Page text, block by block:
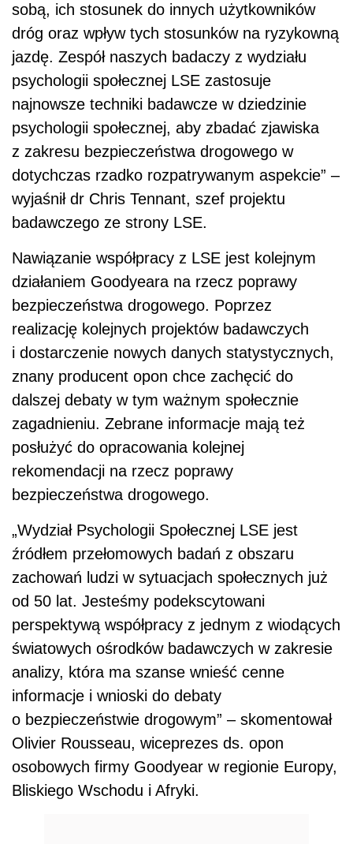
sobą, ich stosunek do innych użytkowników
dróg oraz wpływ tych stosunków na ryzykowną
jazdę. Zespół naszych badaczy z wydziału
psychologii społecznej LSE zastosuje
najnowsze techniki badawcze w dziedzinie
psychologii społecznej, aby zbadać zjawiska
z zakresu bezpieczeństwa drogowego w
dotychczas rzadko rozpatrywanym aspekcie” –
wyjaśnił dr Chris Tennant, szef projektu
badawczego ze strony LSE.
Nawiązanie współpracy z LSE jest kolejnym
działaniem Goodyeara na rzecz poprawy
bezpieczeństwa drogowego. Poprzez
realizację kolejnych projektów badawczych
i dostarczenie nowych danych statystycznych,
znany producent opon chce zachęcić do
dalszej debaty w tym ważnym społecznie
zagadnieniu. Zebrane informacje mają też
posłużyć do opracowania kolejnej
rekomendacji na rzecz poprawy
bezpieczeństwa drogowego.
„Wydział Psychologii Społecznej LSE jest
źródłem przełomowych badań z obszaru
zachowań ludzi w sytuacjach społecznych już
od 50 lat. Jesteśmy podekscytowani
perspektywą współpracy z jednym z wiodących
światowych ośrodków badawczych w zakresie
analizy, która ma szanse wnieść cenne
informacje i wnioski do debaty
o bezpieczeństwie drogowym” – skomentował
Olivier Rousseau, wiceprezes ds. opon
osobowych firmy Goodyear w regionie Europy,
Bliskiego Wschodu i Afryki.